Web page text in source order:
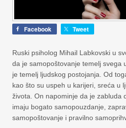
Facebook Tweet
Ruski psiholog Mihail Labkovski u
da je samopoštovanje temelj svega
je temelj ljudskog postojanja. Od
kao što su uspeh u karijeri, sreća u
života. On napominje da je zabluda
imaju bogato samopouzdanje,
samopoštovanje i pravilno